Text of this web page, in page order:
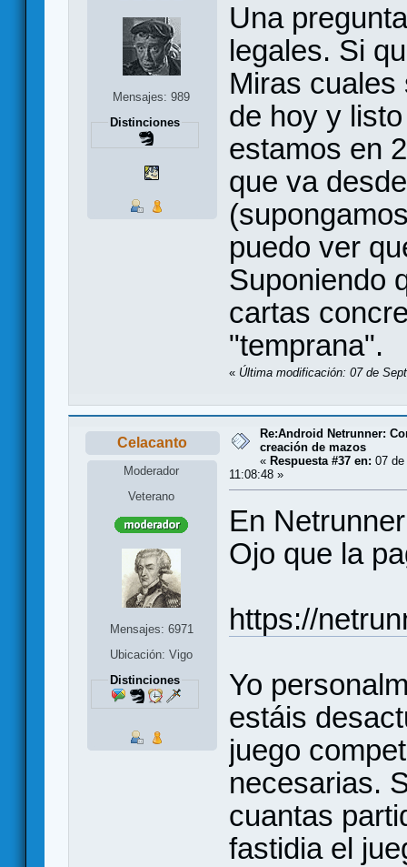
Mensajes: 989
Distinciones
Una
legales. Si
Miras
de hoy y
estamos en
que va
puedo ver
Suponiendo
cartas
"temprana".
« Última modificación: 07 de
Celacanto
Moderador
Veterano
Mensajes: 6971
Ubicación: Vigo
Distinciones
Re:Android Netrunner:
creación de mazos
« Respuesta #37 en: 07
11:08:48 »
En
Ojo que la
https://
Yo
estáis
juego
necesarias.
cuantas
fastidia el